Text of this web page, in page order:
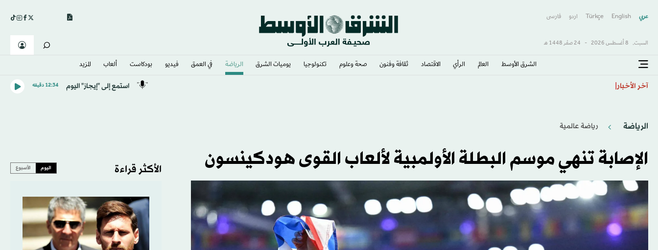
عربي English
Türkçe اردو فارسى
السبت, 8 أغسطس 2026 - 24 صفَر 1448 هـ
الشرق الأوسط​ العالم الرأي الاقتصاد ثقافة وفنون صحة وعلوم تكنولوجيا يوميات الشرق​ الرياضة في العمق فيديو بودكاست ألعاب المزيد
آخر الأخبار استمع إلى "إيجاز" اليوم 12:34 دقيقه
الرياضة رياضة عالمية
الإصابة تنهي موسم البطلة الأولمبية لألعاب القوى هودكينسون الأكثر قراءة اليوم الأسبوع